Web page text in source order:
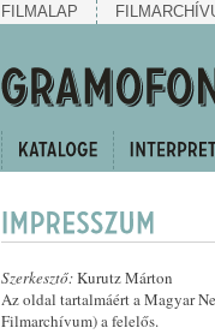
FILMALAP
Szerkesztő:Kurutz Márton
Az oldal tartalmáért a Magyar
Filmarchívum) a felelős.